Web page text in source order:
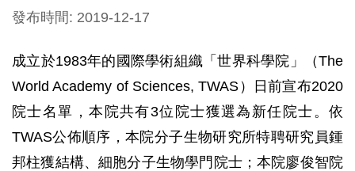
發布時間: 2019-12-17
成立於1983年的國際學術組織「世界科學院」（The
World Academy of Sciences, TWAS）日前宣布2020
院士名單，本院共有3位院士獲選為新任院士。依
TWAS公佈順序，本院分子生物研究所特聘研究員鍾
邦柱獲結構、細胞分子生物學門院士；本院廖俊智院